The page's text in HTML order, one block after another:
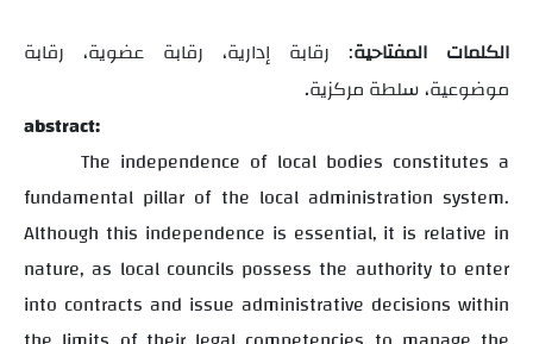
الكلمات المفتاحية: رقابة إدارية، رقابة عضوية، رقابة
موضوعية، سلطة مركزية.
abstract:
The independence of local bodies constitutes a
fundamental pillar of the local administration system.
Although this independence is essential, it is relative in
nature, as local councils possess the authority to enter
into contracts and issue administrative decisions within